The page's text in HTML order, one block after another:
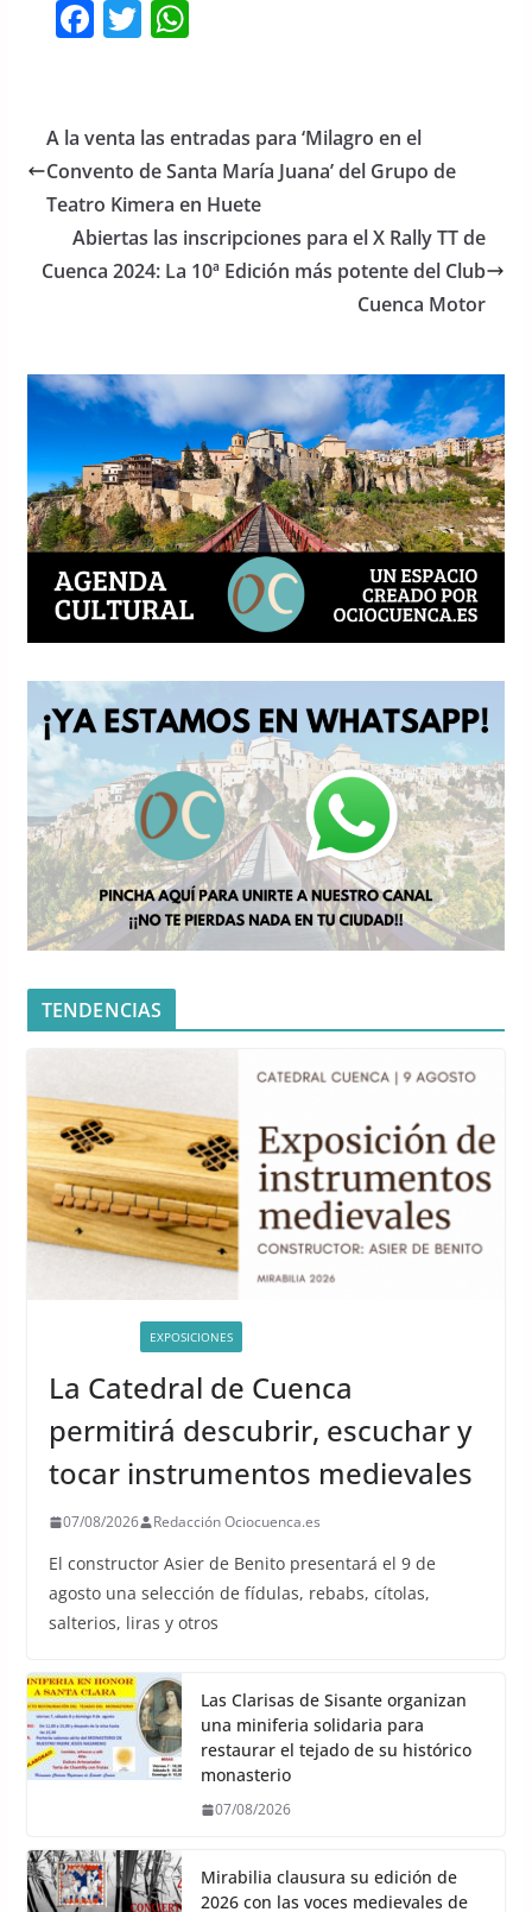
F
e
b
o
o
k
T
er
W
s
A
p
p
A la venta las entradas para ‘Milagro en el
Convento de Santa María Juana’ del Grupo de
Teatro Kimera en Huete
Abiertas las inscripciones para el X Rally TT de
Cuenca 2024: La 10ª Edición más potente del Club
Cuenca Motor
TENDENCIAS
EXPOSICIONES
La Catedral de Cuenca
permitirá descubrir, escuchar y
tocar instrumentos medievales
07/08/2026 Redacción Ociocuenca.es
El constructor Asier de Benito presentará el 9 de
agosto una selección de fídulas, rebabs, cítolas,
salterios, liras y otros
Las Clarisas de Sisante organizan
una miniferia solidaria para
restaurar el tejado de su histórico
monasterio
07/08/2026
Mirabilia clausura su edición de
2026 con las voces medievales de